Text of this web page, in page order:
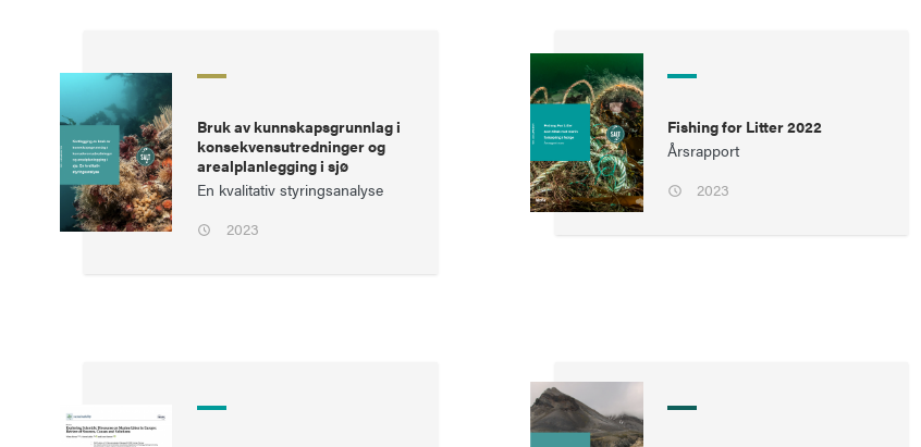
Bruk av kunnskapsgrunnlag i
konsekvensutredninger og
arealplanlegging i sjø
En kvalitativ styringsanalyse
2023
Fishing for Litter 2022
Årsrapport
2023